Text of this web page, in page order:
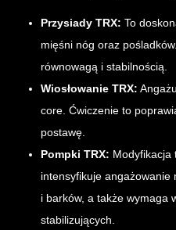
Przysiady TRX: To
mięśni nóg oraz
równowagą i stabilnością.
Wiosłowanie TRX:
core. Ćwiczenie to
postawę.
Pompki TRX: Modyfikacja
intensyfikuje angażowanie
i barków, a także wymaga
stabilizujących.